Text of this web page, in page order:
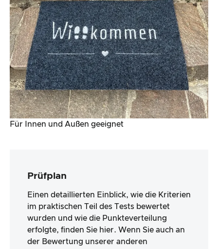
Für Innen und Außen geeignet
Prüfplan
Einen detaillierten Einblick, wie die Kriterien
im praktischen Teil des Tests bewertet
wurden und wie die Punkteverteilung
erfolgte, finden Sie hier. Wenn Sie auch an
der Bewertung unserer anderen